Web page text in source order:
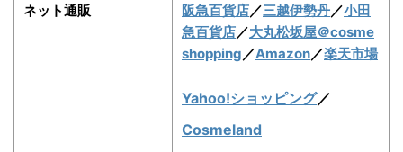
ネット通販 阪急百貨店／三越伊勢丹／小田
急百貨店／大丸松坂屋＠cosme
shopping／Amazon／楽天市場
Yahoo!ショッピング／
Cosmeland